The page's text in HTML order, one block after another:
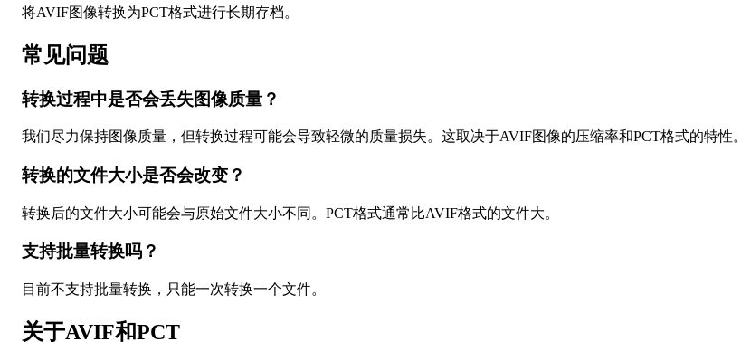
将AVIF图像转换为PCT格式进行长期存档。
常见问题
转换过程中是否会丢失图像质量？
我们尽力保持图像质量，但转换过程可能会导致轻微的质量损失。这取决于AVIF图像的压缩率和PCT格式的特性。
转换的文件大小是否会改变？
转换后的文件大小可能会与原始文件大小不同。PCT格式通常比AVIF格式的文件大。
支持批量转换吗？
目前不支持批量转换，只能一次转换一个文件。
关于AVIF和PCT